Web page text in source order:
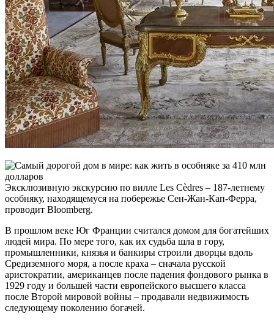
Эксклюзивную экскурсию по вилле Les Cèdres – 187-летнему
особняку, находящемуся на побережье Сен-Жан-Кап-Ферра,
проводит Bloomberg.
В прошлом веке Юг Франции считался домом для богатейших
людей мира. По мере того, как их судьба шла в гору,
промышленники, князья и банкиры строили дворцы вдоль
Средиземного моря, а после краха – сначала русской
аристократии, американцев после падения фондового рынка в
1929 году и большей части европейского высшего класса
после Второй мировой войны – продавали недвижимость
следующему поколению богачей.